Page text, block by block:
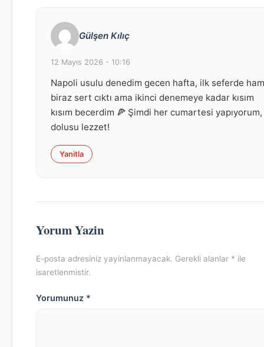
Gülşen Kılıç
12 Mayıs 2026 - 10:16
Napoli usulu denedim gecen hafta, ilk seferde
biraz sert cıktı ama ikinci denemeye kadar kısım
kısım becerdim 🍕 Şimdi her cumartesi
dolusu lezzet!
Yanitla
Yorum Yazin
E-posta adresiniz yayinlanmayacak. Gerekli alanlar * ile
isaretlenmistir.
Yorumunuz *